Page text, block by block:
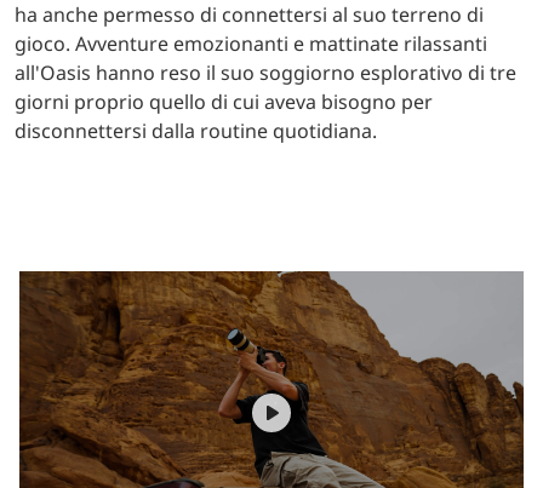
ha anche permesso di connettersi al suo terreno di
gioco. Avventure emozionanti e mattinate rilassanti
all'Oasis hanno reso il suo soggiorno esplorativo di tre
giorni proprio quello di cui aveva bisogno per
disconnettersi dalla routine quotidiana.